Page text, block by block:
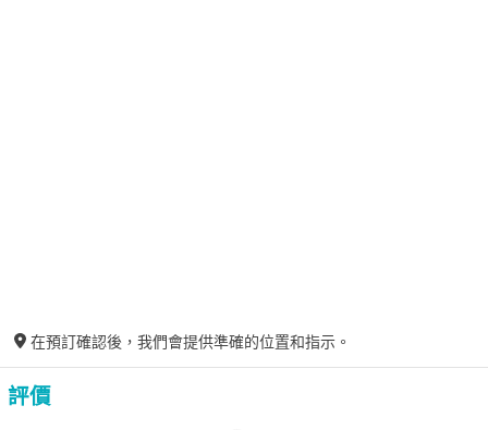
在預訂確認後，我們會提供準確的位置和指示。
評價